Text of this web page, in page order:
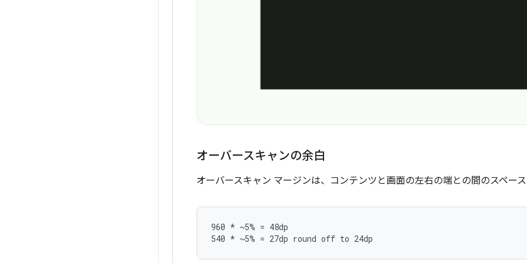
オーバースキャンの余白
オーバースキャン マージンは、コンテンツと画面の左右の端との間のスペー
960 * ~5% = 48dp